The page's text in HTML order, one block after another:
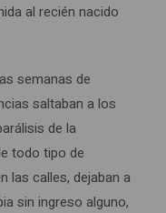
al recién nacido
semanas de
saltaban a los
de la
todo tipo de
las calles, dejaban a
sin ingreso alguno,